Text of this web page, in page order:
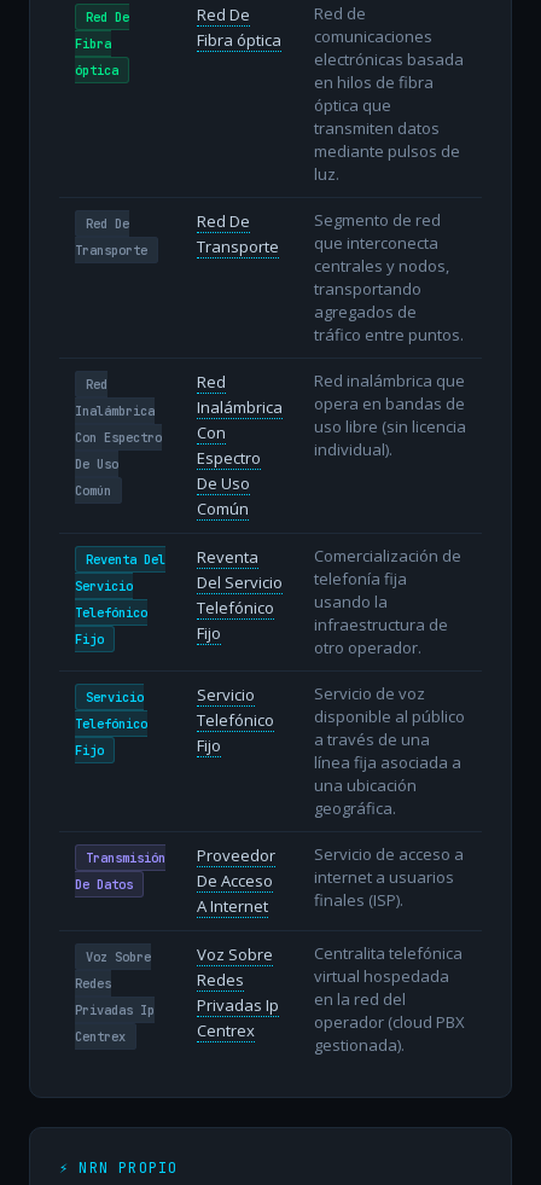
Red De
Fibra
óptica
Red De
Fibra óptica
Red de
comunicaciones
electrónicas basada
en hilos de fibra
óptica que
transmiten datos
mediante pulsos de
luz.
Red De
Transporte
Red De
Transporte
Segmento de red
que interconecta
centrales y nodos,
transportando
agregados de
tráfico entre puntos.
Red
Inalámbrica
Con Espectro
De Uso
Común
Red
Inalámbrica
Con
Espectro
De Uso
Común
Red inalámbrica que
opera en bandas de
uso libre (sin licencia
individual).
Reventa Del
Servicio
Telefónico
Fijo
Reventa
Del Servicio
Telefónico
Fijo
Comercialización de
telefonía fija
usando la
infraestructura de
otro operador.
Servicio
Telefónico
Fijo
Servicio
Telefónico
Fijo
Servicio de voz
disponible al público
a través de una
línea fija asociada a
una ubicación
geográfica.
Transmisión
De Datos
Proveedor
De Acceso
A Internet
Servicio de acceso a
internet a usuarios
finales (ISP).
Voz Sobre
Redes
Privadas Ip
Centrex
Voz Sobre
Redes
Privadas Ip
Centrex
Centralita telefónica
virtual hospedada
en la red del
operador (cloud PBX
gestionada).
⚡ NRN PROPIO